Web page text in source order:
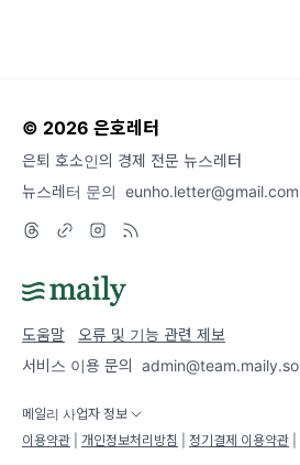
© 2026 은호레터
은퇴 호소인의 경제 전문 뉴스레터
뉴스레터 문의 eunho.letter@gmail.com
도움말
오류 및 기능 관련 제보
서비스 이용 문의 admin@team.maily.so
메일리 사업자 정보
이용약관
개인정보처리방침 정기결제 이용약관